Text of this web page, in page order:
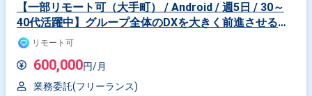
【一部リモート可（大手町） / Android / 週5日 / 30～
40代活躍中】グループ全体のDXを大きく前進させるプ
ロジェクト
リモート可
600,000円/月
業務委託(フリーランス)